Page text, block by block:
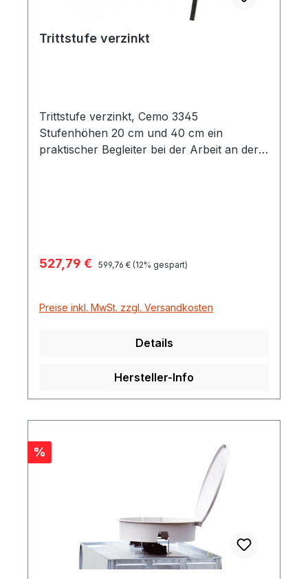
Trittstufe verzinkt
Trittstufe verzinkt, Cemo 3345
Stufenhöhen 20 cm und 40 cm ein
praktischer Begleiter bei der Arbeit an der
Verkaufspreis:
527,79 € Regulärer Preis:
599,76 € (12% gespart)
Preise inkl. MwSt. zzgl. Versandkosten
Details
Hersteller-Info
Rabatt
%